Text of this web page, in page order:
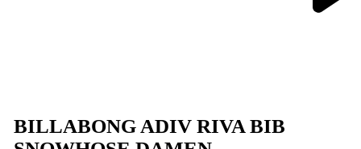
BILLABONG ADIV RIVA BIB